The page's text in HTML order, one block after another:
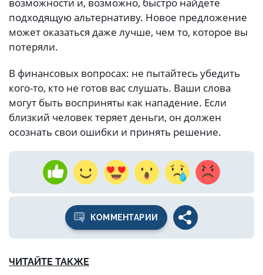
подходящую альтернативу. Новое предложение
может оказаться даже лучше, чем то, которое вы
потеряли.
В финансовых вопросах: не пытайтесь убедить
кого-то, кто не готов вас слушать. Ваши слова
могут быть восприняты как нападение. Если
близкий человек теряет деньги, он должен
осознать свои ошибки и принять решение.
КОММЕНТАРИИ
ЧИТАЙТЕ ТАКЖЕ